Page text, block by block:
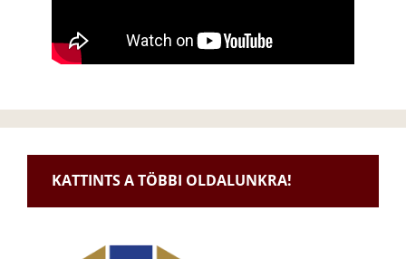
KATTINTS A TÖBBI OLDALUNKRA!